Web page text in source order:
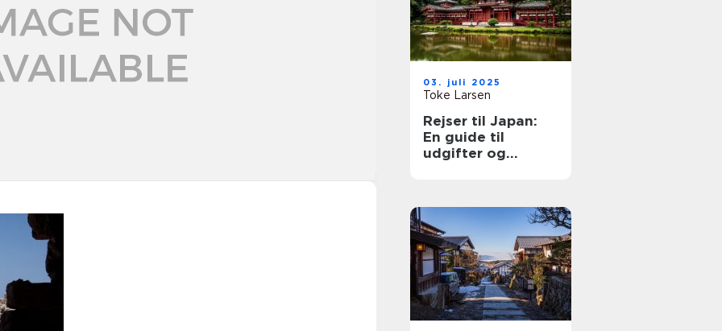
03. juli 2025
Toke Larsen
Rejser til Japan:
En guide til
udgifter og